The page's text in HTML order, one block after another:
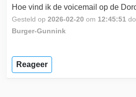
Hoe vind ik de voicemail op de
Gesteld op2026-02-20 om 12:45:51
Burger-Gunnink
Reageer